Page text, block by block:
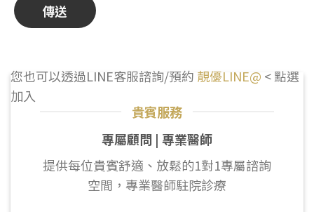
貴賓服務
專屬顧問 | 專業醫師
提供每位貴賓舒適、放鬆的1對1專屬諮詢
空間，專業醫師駐院診療
您也可以透過LINE客服諮詢/預約 靚優LINE@ < 點選
加入